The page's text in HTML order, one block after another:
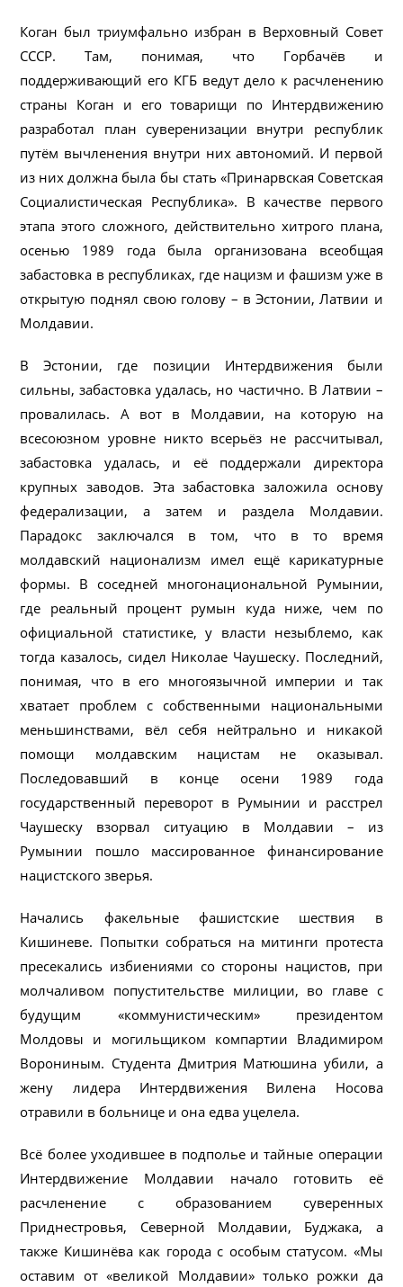
Коган был триумфально избран в Верховный Совет
СССР. Там, понимая, что Горбачёв и
поддерживающий его КГБ ведут дело к расчленению
страны Коган и его товарищи по Интердвижению
разработал план суверенизации внутри республик
путём вычленения внутри них автономий. И первой
из них должна была бы стать «Принарвская Советская
Социалистическая Республика». В качестве первого
этапа этого сложного, действительно хитрого плана,
осенью 1989 года была организована всеобщая
забастовка в республиках, где нацизм и фашизм уже в
открытую поднял свою голову – в Эстонии, Латвии и
Молдавии.
В Эстонии, где позиции Интердвижения были
сильны, забастовка удалась, но частично. В Латвии –
провалилась. А вот в Молдавии, на которую на
всесоюзном уровне никто всерьёз не рассчитывал,
забастовка удалась, и её поддержали директора
крупных заводов. Эта забастовка заложила основу
федерализации, а затем и раздела Молдавии.
Парадокс заключался в том, что в то время
молдавский национализм имел ещё карикатурные
формы. В соседней многонациональной Румынии,
где реальный процент румын куда ниже, чем по
официальной статистике, у власти незыблемо, как
тогда казалось, сидел Николае Чаушеску. Последний,
понимая, что в его многоязычной империи и так
хватает проблем с собственными национальными
меньшинствами, вёл себя нейтрально и никакой
помощи молдавским нацистам не оказывал.
Последовавший в конце осени 1989 года
государственный переворот в Румынии и расстрел
Чаушеску взорвал ситуацию в Молдавии – из
Румынии пошло массированное финансирование
нацистского зверья.
Начались факельные фашистские шествия в
Кишиневе. Попытки собраться на митинги протеста
пресекались избиениями со стороны нацистов, при
молчаливом попустительстве милиции, во главе с
будущим «коммунистическим» президентом
Молдовы и могильщиком компартии Владимиром
Ворониным. Студента Дмитрия Матюшина убили, а
жену лидера Интердвижения Вилена Носова
отравили в больнице и она едва уцелела.
Всё более уходившее в подполье и тайные операции
Интердвижение Молдавии начало готовить её
расчленение с образованием суверенных
Приднестровья, Северной Молдавии, Буджака, а
также Кишинёва как города с особым статусом. «Мы
оставим от «великой Молдавии» только рожки да